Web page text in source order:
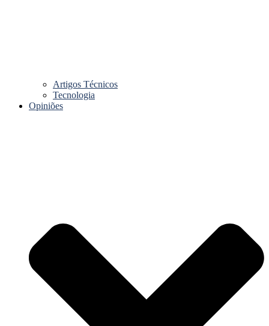
Artigos Técnicos
Tecnologia
Opiniões